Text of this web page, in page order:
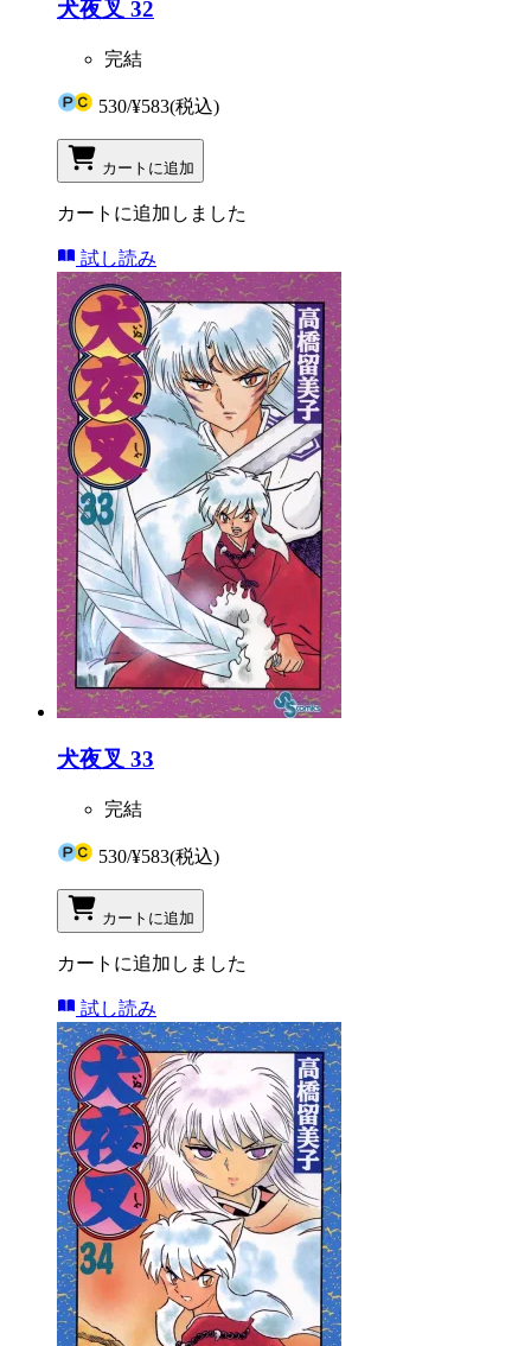
犬夜叉 32
完結
530/¥583(税込)
カートに追加
カートに追加しました
試し読み
犬夜叉 33
完結
530/¥583(税込)
カートに追加
カートに追加しました
試し読み